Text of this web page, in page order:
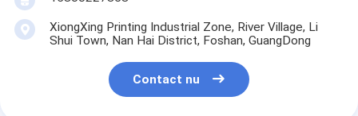
XiongXing Printing Industrial Zone, River Village, Li
Shui Town, Nan Hai District, Foshan, GuangDong
Contact nu